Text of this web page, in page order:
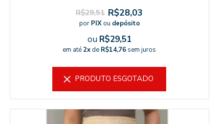
R$29,51 R$28,03
por PIXou depósito
ou R$29,51
em até2xde R$14,76 sem juros
PRODUTO ESGOTADO